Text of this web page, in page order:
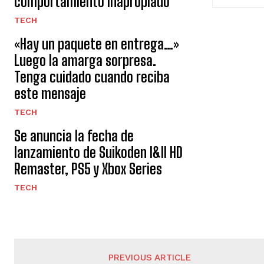
TECH
«Hay un paquete en entrega…»
Luego la amarga sorpresa.
Tenga cuidado cuando reciba
este mensaje
TECH
Se anuncia la fecha de
lanzamiento de Suikoden I&II HD
Remaster, PS5 y Xbox Series
TECH
PREVIOUS ARTICLE